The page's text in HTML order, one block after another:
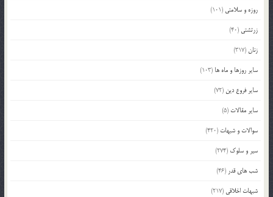
روزه و سلامتی (101)
زرتشتی (40)
زنان(317)
سایر روزها و ماه ها (103)
سایر فروع دین (72)
سایر مقالات (5)
سوالات و شبهات (420)
سیر و سلوک (274)
شب های قدر (46)
شبهات اخلاقی (217)